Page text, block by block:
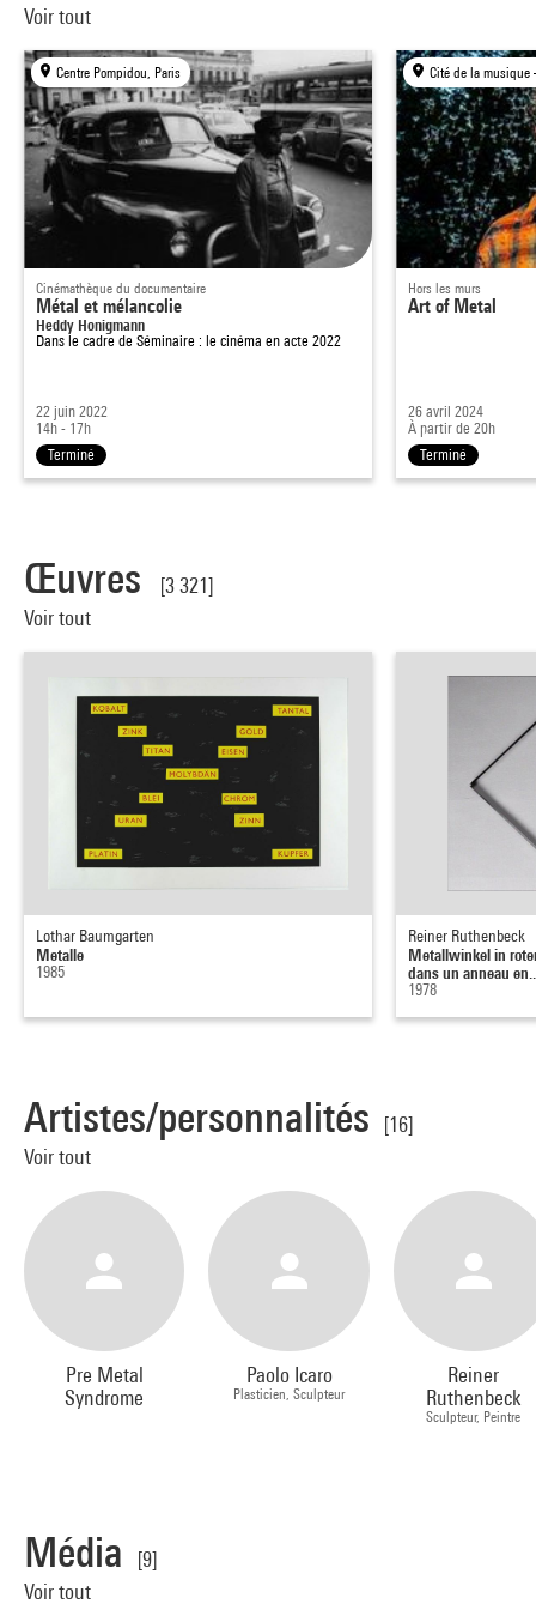
Voir tout
Centre Pompidou, Paris
Cinémathèque du documentaire
Métal et mélancolie
Heddy Honigmann
Dans le cadre de Séminaire : le cinéma en acte 2022
22 juin 2022
14h - 17h
Terminé
Hors les murs
Art of Metal
26 avril 2024
À partir de 20h
Terminé
Œuvres
[3 321]
Voir tout
Lothar Baumgarten
Metalle
1985
Reiner Ruthenbeck
Metallwinkel in
dans un anneau
1978
Artistes/personnalités
[16]
Voir tout
Pre Metal
Syndrome
Paolo Icaro
Plasticien, Sculpteur
Reiner
Ruthenbeck
Sculpteur, Peintre
Média
[9]
Voir tout